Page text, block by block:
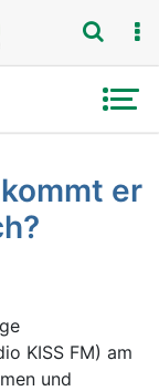
er
KISS FM) am
und